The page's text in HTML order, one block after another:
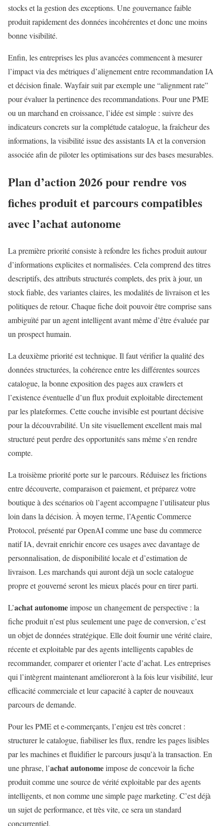
stocks et la gestion des exceptions. Une gouvernance faible
produit rapidement des données incohérentes et donc une moins
bonne visibilité.
Enfin, les entreprises les plus avancées commencent à mesurer
l’impact via des métriques d’alignement entre recommandation IA
et décision finale. Wayfair suit par exemple une “alignment rate”
pour évaluer la pertinence des recommandations. Pour une PME
ou un marchand en croissance, l’idée est simple : suivre des
indicateurs concrets sur la complétude catalogue, la fraîcheur des
informations, la visibilité issue des assistants IA et la conversion
associée afin de piloter les optimisations sur des bases mesurables.
Plan d’action 2026 pour rendre vos
fiches produit et parcours compatibles
avec l’achat autonome
La première priorité consiste à refondre les fiches produit autour
d’informations explicites et normalisées. Cela comprend des titres
descriptifs, des attributs structurés complets, des prix à jour, un
stock fiable, des variantes claires, les modalités de livraison et les
politiques de retour. Chaque fiche doit pouvoir être comprise sans
ambiguïté par un agent intelligent avant même d’être évaluée par
un prospect humain.
La deuxième priorité est technique. Il faut vérifier la qualité des
données structurées, la cohérence entre les différentes sources
catalogue, la bonne exposition des pages aux crawlers et
l’existence éventuelle d’un flux produit exploitable directement
par les plateformes. Cette couche invisible est pourtant décisive
pour la découvrabilité. Un site visuellement excellent mais mal
structuré peut perdre des opportunités sans même s’en rendre
compte.
La troisième priorité porte sur le parcours. Réduisez les frictions
entre découverte, comparaison et paiement, et préparez votre
boutique à des scénarios où l’agent accompagne l’utilisateur plus
loin dans la décision. À moyen terme, l’Agentic Commerce
Protocol, présenté par OpenAI comme une base du commerce
natif IA, devrait enrichir encore ces usages avec davantage de
personnalisation, de disponibilité locale et d’estimation de
livraison. Les marchands qui auront déjà un socle catalogue
propre et gouverné seront les mieux placés pour en tirer parti.
L’achat autonomeimpose un changement de perspective : la
fiche produit n’est plus seulement une page de conversion, c’est
un objet de données stratégique. Elle doit fournir une vérité claire,
récente et exploitable par des agents intelligents capables de
recommander, comparer et orienter l’acte d’achat. Les entreprises
qui l’intègrent maintenant amélioreront à la fois leur visibilité, leur
efficacité commerciale et leur capacité à capter de nouveaux
parcours de demande.
Pour les PME et e-commerçants, l’enjeu est très concret :
structurer le catalogue, fiabiliser les flux, rendre les pages lisibles
par les machines et fluidifier le parcours jusqu’à la transaction. En
une phrase, l’achat autonomeimpose de concevoir la fiche
produit comme une source de vérité exploitable par des agents
intelligents, et non comme une simple page marketing. C’est déjà
un sujet de performance, et très vite, ce sera un standard
concurrentiel.